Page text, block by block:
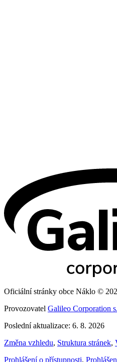
Oficiální stránky obce Náklo ©
Provozovatel Galileo Corporation
Poslední aktualizace: 6. 8. 2026
Změna vzhledu, Struktura stránek,
Prohlášení o přístupnosti,